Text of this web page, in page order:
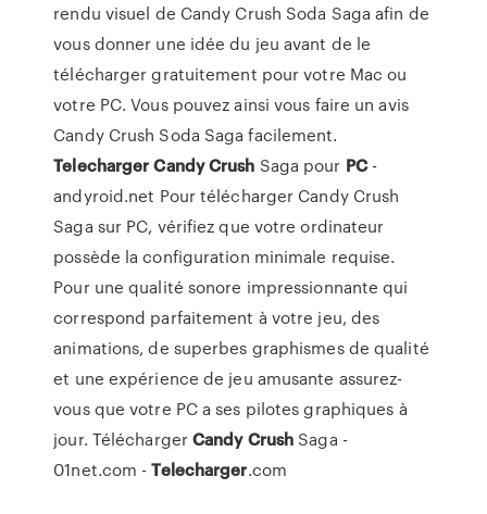
rendu visuel de Candy Crush Soda Saga afin de
vous donner une idée du jeu avant de le
télécharger gratuitement pour votre Mac ou
votre PC. Vous pouvez ainsi vous faire un avis
Candy Crush Soda Saga facilement.
Telecharger CandyCrush Saga pour PC-
andyroid.net Pour télécharger Candy Crush
Saga sur PC, vérifiez que votre ordinateur
possède la configuration minimale requise.
Pour une qualité sonore impressionnante qui
correspond parfaitement à votre jeu, des
animations, de superbes graphismes de qualité
et une expérience de jeu amusante assurez-
vous que votre PC a ses pilotes graphiques à
jour. TéléchargerCandy Crush Saga -
01net.com -Telecharger.com